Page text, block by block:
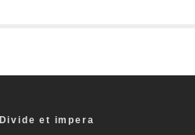
Divide et impera